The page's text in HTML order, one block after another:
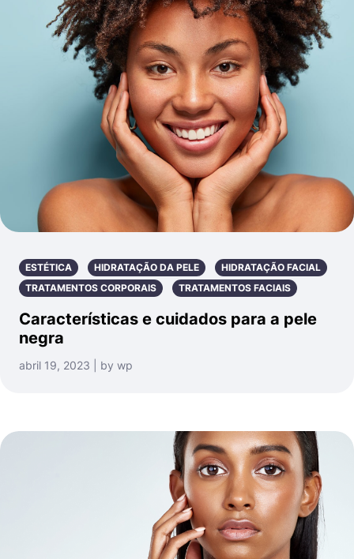
ESTÉTICA HIDRATAÇÃO DA PELE
HIDRATAÇÃO FACIAL
TRATAMENTOS CORPORAIS
TRATAMENTOS FACIAIS
Características e cuidados para a pele
negra
abril 19, 2023 | by wp